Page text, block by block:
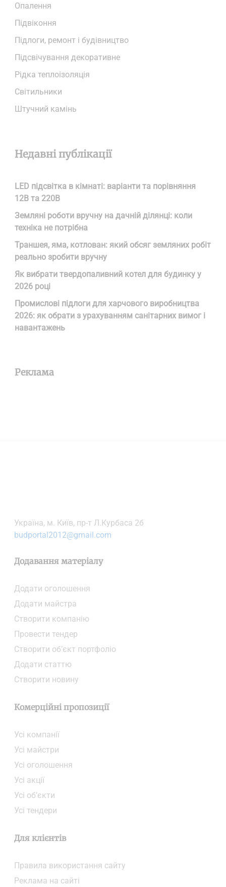
Опалення
Підвіконня
Підлоги, ремонт і будівництво
Підсвічування декоративне
Рідка теплоізоляція
Світильники
Штучний камінь
Недавні публікації
LED підсвітка в кімнаті: варіанти та порівняння
12В та 220В
Земляні роботи вручну на дачній ділянці: коли
техніка не потрібна
Траншея, яма, котлован: який обсяг земляних робіт
реально зробити вручну
Як вибрати твердопаливний котел для будинку у
2026 році
Промислові підлоги для харчового виробництва
2026: як обрати з урахуванням санітарних вимог і
навантажень
Реклама
Українa, м. Київ, пр-т Л.Курбаса 2б
budportal2012@gmail.com
Додавання матеріалу
Додати oголошення
Додати майстра
Створити компанiю
Провести тендер
Створити об’єкт портфоліо
Додати статтю
Створити новину
Комерційні пропозиції
Усі компанії
Усі майстри
Усі оголошення
Усі акції
Усі об’єкти
Усі тендери
Для клієнтів
Правила використання сайту
Реклама на сайті